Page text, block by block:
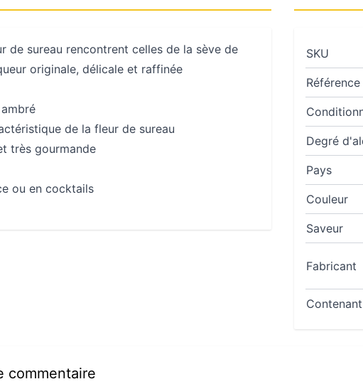
de sureau rencontrent celles de la sève de
originale, délicale et raffinée
de la fleur de sureau
très gourmande
ou en cocktails
SKU
Référence
Degré
Pays
Couleur
Saveur
Fabricant
Contenant
commentaire